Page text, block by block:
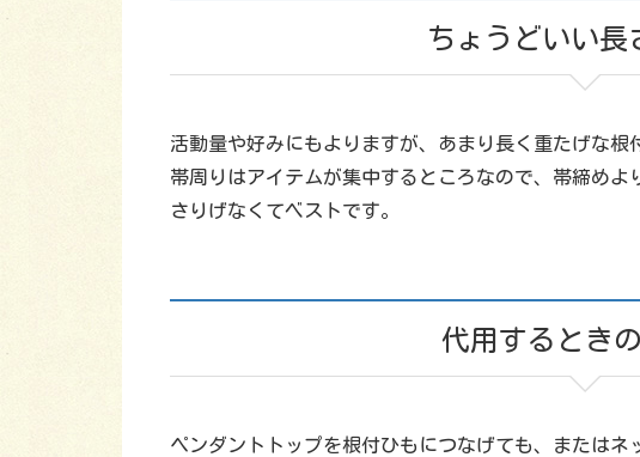
ちょうどいい長
活動量や好みにもよりますが、あまり長く重たげな根
帯周りはアイテムが集中するところなので、帯締め
さりげなくてベストです。
代用するとき
ペンダントトップを根付ひもにつなげても、または